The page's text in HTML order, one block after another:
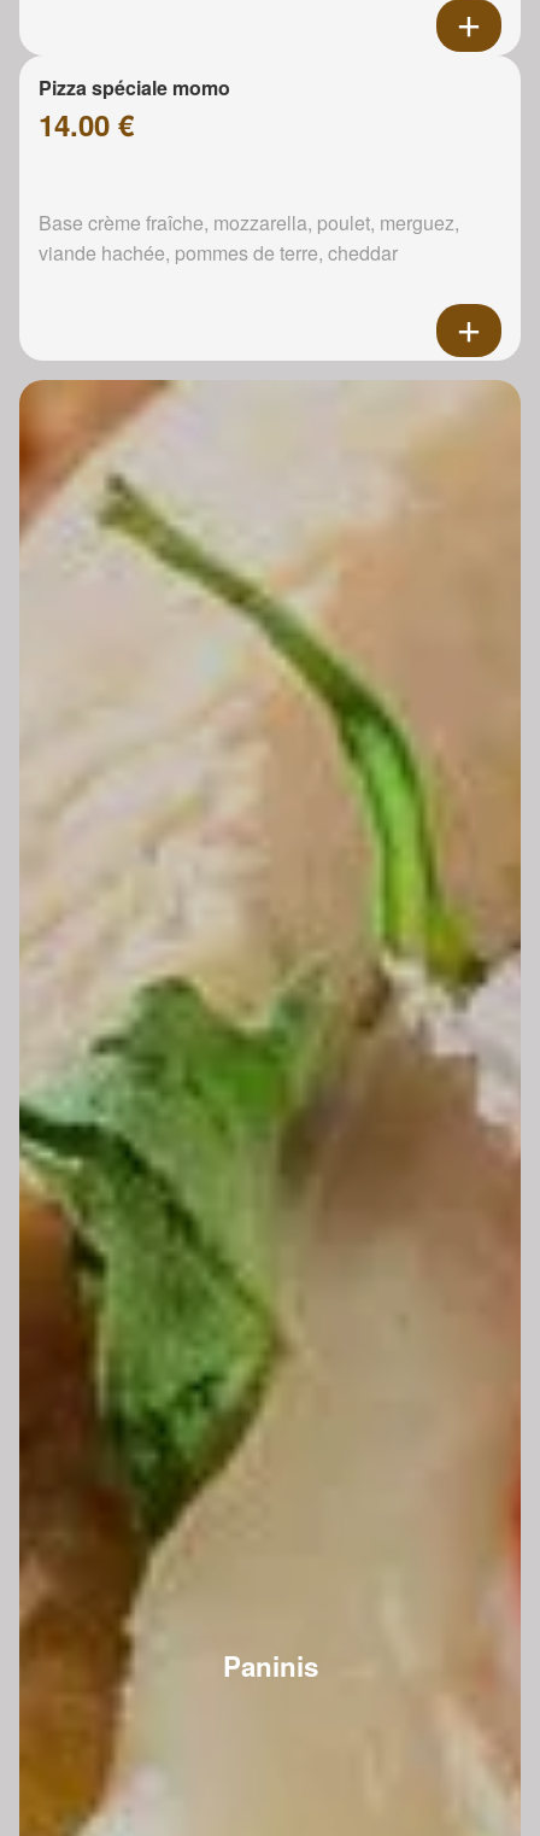
Pizza spéciale momo
14.00 €
Base crème fraîche, mozzarella, poulet, merguez,
viande hachée, pommes de terre, cheddar
Paninis